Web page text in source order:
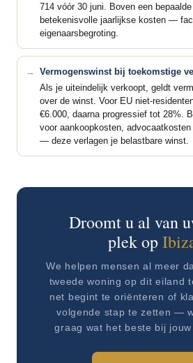
714 vóór 30 juni. Boven een
betekenisvolle jaarlijkse kosten —
eigenaarsbegroting.
Vermogenswinst bij toekomstige
Als je uiteindelijk verkoopt, geldt
over de winst. Voor EU niet-
€6.000, daarna progressief tot 28%.
voor aankoopkosten,
— deze verlagen je belastbare winst.
Droomt u al van
plek op
We helpen mensen al meer
tweede woning op dit eiland
net begint te oriënteren of
volgende stap te zetten —
graag wat het beste bij jouw